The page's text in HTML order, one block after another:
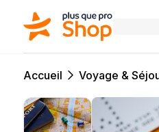
Accueil Voyage &